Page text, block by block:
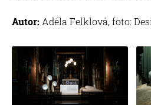
Autor: Adéla Felklová, foto: